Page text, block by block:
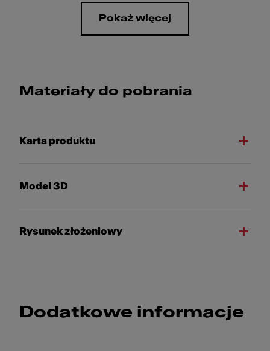
Pokaż więcej
Materiały do pobrania
Karta produktu
Model 3D
Rysunek złożeniowy
Dodatkowe informacje